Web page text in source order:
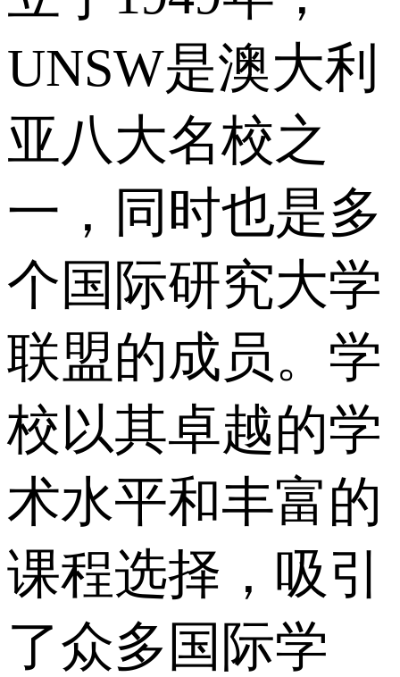
UNSW是澳大利
亚八大名校之
一，同时也是多
个国际研究大学
联盟的成员。学
校以其卓越的学
术水平和丰富的
课程选择，吸引
了众多国际学